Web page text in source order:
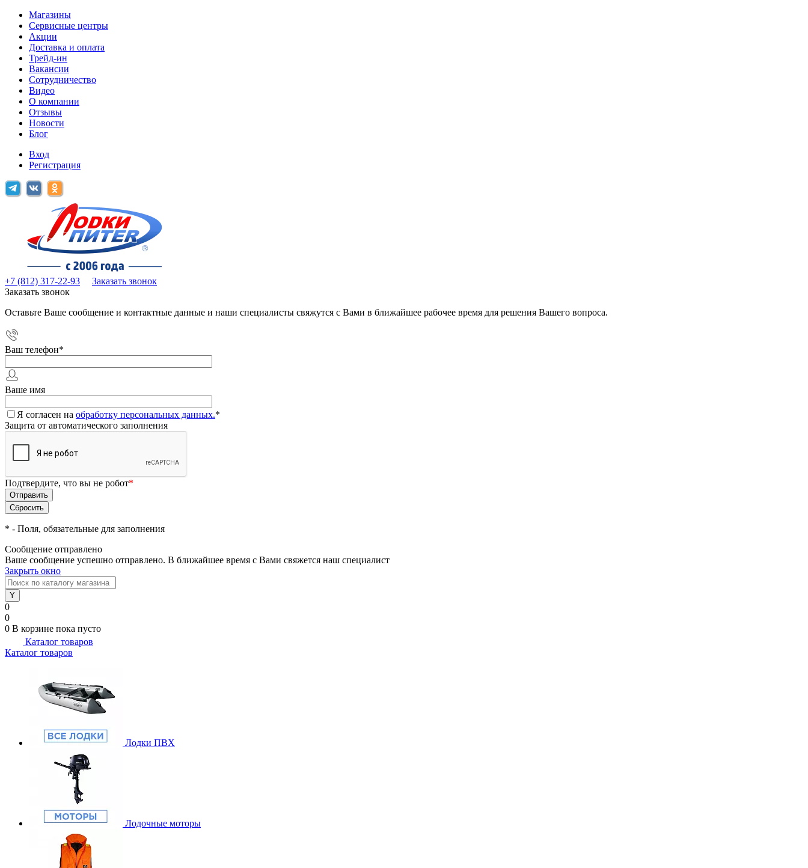
Магазины
Сервисные центры
Акции
Доставка и оплата
Трейд-ин
Вакансии
Сотрудничество
Видео
О компании
Отзывы
Новости
Блог
Вход
Регистрация
+7 (812) 317-22-93
Заказать звонок
Заказать звонок
Оставьте Ваше сообщение и контактные данные и наши специалисты свяжутся с Вами в ближайшее рабочее время для решения Вашего вопроса.
Ваш телефон*
Ваше имя
Я согласен на обработку персональных данных.*
Защита от автоматического заполнения
Подтвердите, что вы не робот*
* - Поля, обязательные для заполнения
Сообщение отправлено
Ваше сообщение успешно отправлено. В ближайшее время с Вами свяжется наш специалист
Закрыть окно
0
0
0 В корзине пока пусто
Каталог товаров
Каталог товаров
Лодки ПВХ
Лодочные моторы